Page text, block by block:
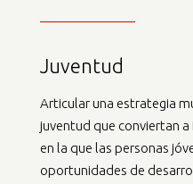
Juventud
Articular una estrategia
juventud que con­viertan a
en la que las personas
oportunidades de